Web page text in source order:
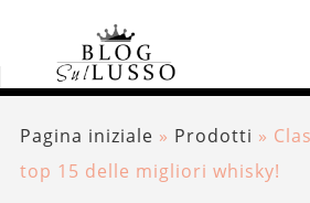
Pagina iniziale » Prodotti »
top 15 delle migliori whisky!